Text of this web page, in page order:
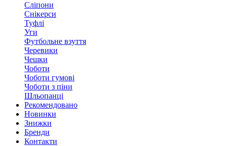
Сліпони
Снікерси
Туфлі
Уги
Футбольне взуття
Черевики
Чешки
Чоботи
Чоботи гумові
Чоботи з піни
Шльопанці
Рекомендовано
Новинки
Знижки
Бренди
Контакти